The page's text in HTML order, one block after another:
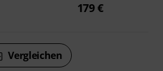
179 €
Vergleichen